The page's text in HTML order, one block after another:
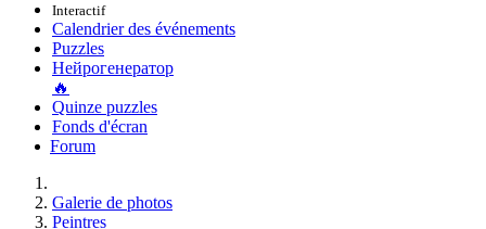
Interactif
Calendrier des événements
Puzzles
Нейрогенератор
🔥
Quinze puzzles
Fonds d'écran
Forum
Galerie de photos
Peintres